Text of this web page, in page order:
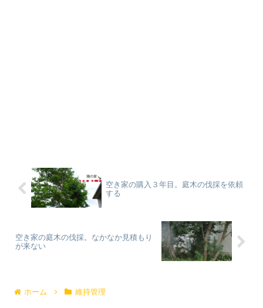
空き家の購入３年目。庭木の伐採を依頼
する
空き家の庭木の伐採。なかなか見積もり
が来ない
ホーム 維持管理